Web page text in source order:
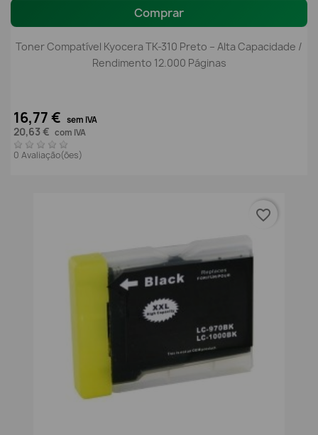
Comprar
Toner Compatível Kyocera TK-310 Preto – Alta Capacidade /
Rendimento 12.000 Páginas
16,77 € sem IVA
20,63 € com IVA
0 Avaliação(ões)
favorite_border